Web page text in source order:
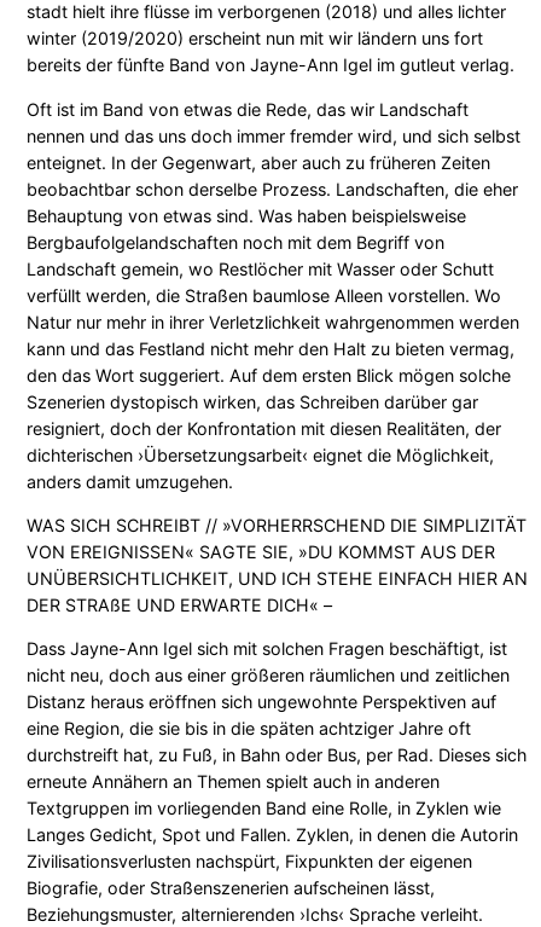
stadt hielt ihre flüsse im verborgenen (2018) und alles lichter
winter (2019/2020) erscheint nun mit wir ländern uns fort
bereits der fünfte Band von Jayne-Ann Igel im gutleut verlag.
Oft ist im Band von etwas die Rede, das wir Landschaft
nennen und das uns doch immer fremder wird, und sich selbst
enteignet. In der Gegenwart, aber auch zu früheren Zeiten
beobachtbar schon derselbe Prozess. Landschaften, die eher
Behauptung von etwas sind. Was haben beispielsweise
Bergbaufolgelandschaften noch mit dem Begriff von
Landschaft gemein, wo Restlöcher mit Wasser oder Schutt
verfüllt werden, die Straßen baumlose Alleen vorstellen. Wo
Natur nur mehr in ihrer Verletzlichkeit wahrgenommen werden
kann und das Festland nicht mehr den Halt zu bieten vermag,
den das Wort suggeriert. Auf dem ersten Blick mögen solche
Szenerien dystopisch wirken, das Schreiben darüber gar
resigniert, doch der Konfrontation mit diesen Realitäten, der
dichterischen ›Übersetzungsarbeit‹ eignet die Möglichkeit,
anders damit umzugehen.
WAS SICH SCHREIBT // »VORHERRSCHEND DIE SIMPLIZITÄT
VON EREIGNISSEN« SAGTE SIE, »DU KOMMST AUS DER
UNÜBERSICHTLICHKEIT, UND ICH STEHE EINFACH HIER AN
DER STRAßE UND ERWARTE DICH« –
Dass Jayne-Ann Igel sich mit solchen Fragen beschäftigt, ist
nicht neu, doch aus einer größeren räumlichen und zeitlichen
Distanz heraus eröffnen sich ungewohnte Perspektiven auf
eine Region, die sie bis in die späten achtziger Jahre oft
durchstreift hat, zu Fuß, in Bahn oder Bus, per Rad. Dieses sich
erneute Annähern an Themen spielt auch in anderen
Textgruppen im vorliegenden Band eine Rolle, in Zyklen wie
Langes Gedicht, Spot und Fallen. Zyklen, in denen die Autorin
Zivilisationsverlusten nachspürt, Fixpunkten der eigenen
Biografie, oder Straßenszenerien aufscheinen lässt,
Beziehungsmuster, alternierenden ›Ichs‹ Sprache verleiht.